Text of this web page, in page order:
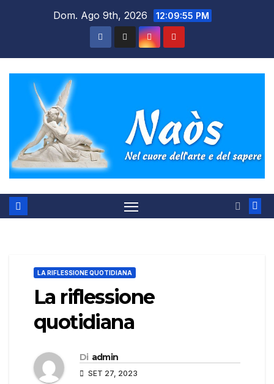
Dom. Ago 9th, 2026 12:09:56 PM
LA RIFLESSIONE QUOTIDIANA
La riflessione
quotidiana
Di admin
SET 27, 2023